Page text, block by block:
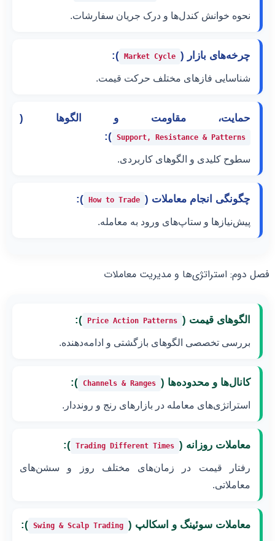
نحوه خوانش کندل‌ها و درک جریان سفارشات.
چرخه‌های بازار ( Market Cycle
):
شناسایی فازهای مختلف حرکت قیمت.
حمایت، مقاومت و الگوها (
Support, Resistance & Patterns
):
سطوح کلیدی و الگوهای کاربردی.
چگونگی انجام معاملات ( How to Trade
):
پیش‌نیازها و ستاپ‌های ورود به معامله.
فصل دوم: استراتژی‌ها و مدیریت معاملات
الگوهای قیمت ( Price Action Patterns
):
بررسی تخصصی الگوهای بازگشتی و ادامه‌دهنده.
کانال‌ها و محدوده‌ها ( Channels & Ranges
):
استراتژی‌های معامله در بازارهای رنج و رونددار.
معاملات روزانه ( Trading Different Times
):
رفتار قیمت در زمان‌های مختلف روز و سشن‌های
معاملاتی.
معاملات سوئینگ و اسکالپ ( Swing & Scalp Trading
):